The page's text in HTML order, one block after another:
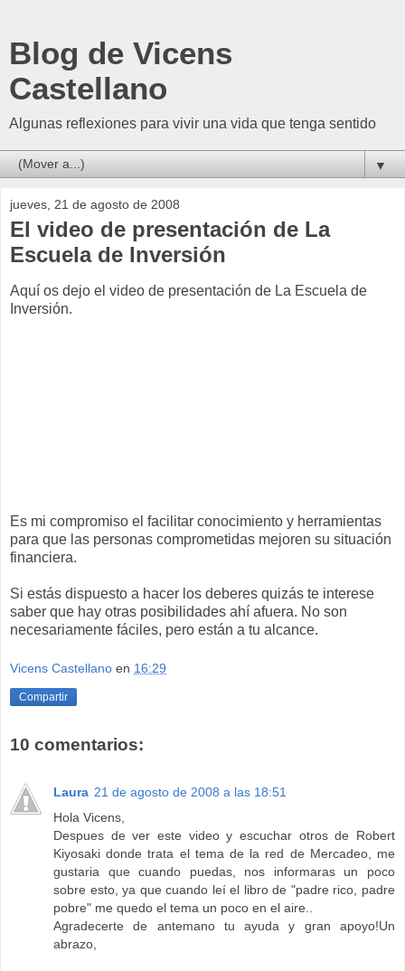
Blog de Vicens
Castellano
Algunas reflexiones para vivir una vida que tenga sentido
▼
jueves, 21 de agosto de 2008
El video de presentación de La
Escuela de Inversión
Aquí os dejo el video de presentación de La Escuela de
Inversión.
Es mi compromiso el facilitar conocimiento y herramientas
para que las personas comprometidas mejoren su situación
financiera.
Si estás dispuesto a hacer los deberes quizás te interese
saber que hay otras posibilidades ahí afuera. No son
necesariamente fáciles, pero están a tu alcance.
Vicens Castellano en 16:29
Compartir
10 comentarios:
Laura 21 de agosto de 2008 a las 18:51
Hola Vicens,
Despues de ver este video y escuchar otros de Robert
Kiyosaki donde trata el tema de la red de Mercadeo, me
gustaria que cuando puedas, nos informaras un poco
sobre esto, ya que cuando leí el libro de "padre rico, padre
pobre" me quedo el tema un poco en el aire..
Agradecerte de antemano tu ayuda y gran apoyo!Un
abrazo,